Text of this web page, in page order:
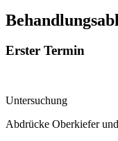
Erster Termin
Untersuchung
Abdrücke Oberkiefer